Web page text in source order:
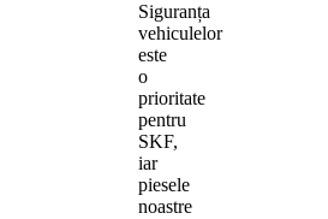
Siguranța
vehiculelor
este
o
prioritate
pentru
SKF,
iar
piesele
noastre